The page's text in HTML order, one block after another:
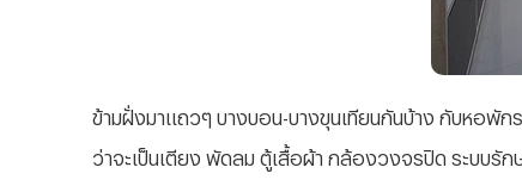
ข้ามฝั่งมาแถวๆ บางบอน-บางขุนเทียนกันบ้าง กับหอพั
ว่าจะเป็นเตียง พัดลม ตู้เสื้อผ้า กล้องวงจรปิด ระบบรั